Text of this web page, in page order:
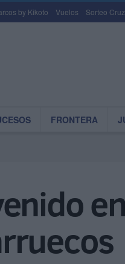
by Kikoto Vuelos Sorteo
FRONTERA